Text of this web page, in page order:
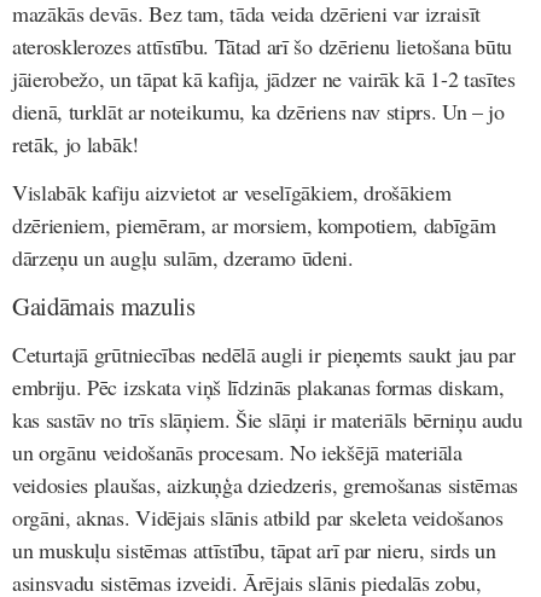
mazākās devās. Bez tam, tāda veida dzērieni var izraisīt
aterosklerozes attīstību. Tātad arī šo dzērienu lietošana būtu
jāierobežo, un tāpat kā kafija, jādzer ne vairāk kā 1-2 tasītes
dienā, turklāt ar noteikumu, ka dzēriens nav stiprs. Un – jo
retāk, jo labāk!
Vislabāk kafiju aizvietot ar veselīgākiem, drošākiem
dzērieniem, piemēram, ar morsiem, kompotiem, dabīgām
dārzeņu un augļu sulām, dzeramo ūdeni.
Gaidāmais mazulis
Ceturtajā grūtniecības nedēlā augli ir pieņemts saukt jau par
embriju. Pēc izskata viņš līdzinās plakanas formas diskam,
kas sastāv no trīs slāņiem. Šie slāņi ir materiāls bērniņu audu
un orgānu veidošanās procesam. No iekšējā materiāla
veidosies plaušas, aizkuņģa dziedzeris, gremošanas sistēmas
orgāni, aknas. Vidējais slānis atbild par skeleta veidošanos
un muskuļu sistēmas attīstību, tāpat arī par nieru, sirds un
asinsvadu sistēmas izveidi. Ārējais slānis piedalās zobu,